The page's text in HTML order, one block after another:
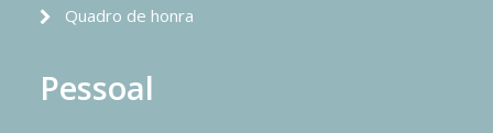
Quadro de honra
Pessoal